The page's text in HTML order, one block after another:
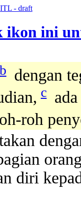
ITL - draft
b dengan
c
roh
diri